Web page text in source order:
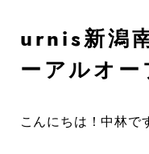
urnis新潟
ーアルオ
こんにちは！中林で